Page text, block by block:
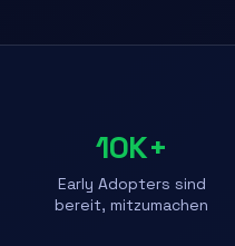
10K+
Early Adopters sind
bereit, mitzumachen